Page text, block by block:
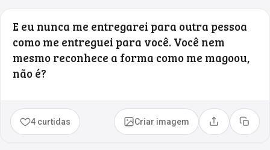
E eu nunca me entregarei para outra pessoa
como me entreguei para você. Você nem
mesmo reconhece a forma como me magoou,
não é?
4 curtidas Criar imagem Compartilhar
Copiar